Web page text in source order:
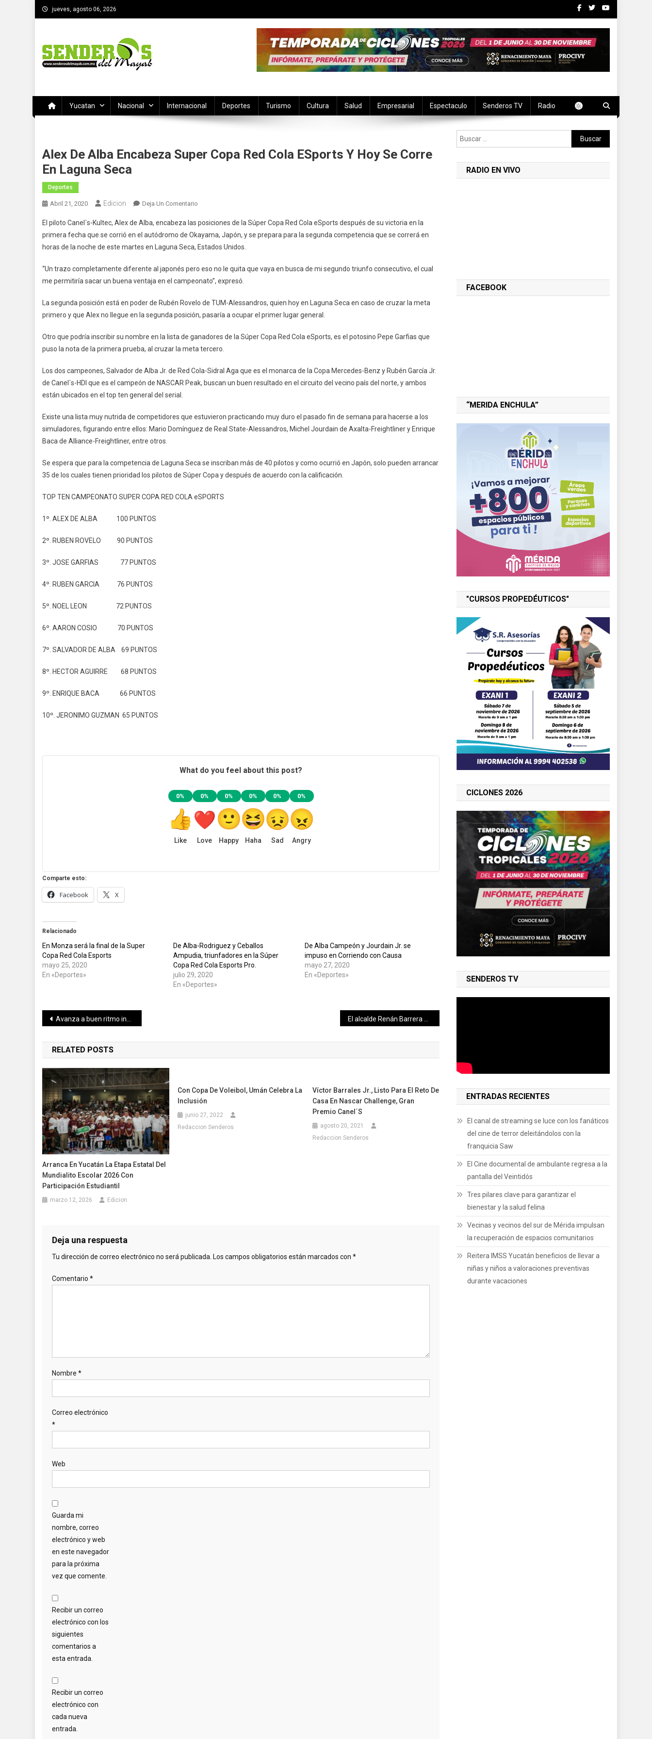
Saltar
al
jueves, agosto 06, 2026
Yucatan Nacional Internacional Deportes Turismo Cultura Salud Empresarial Espectaculo Senderos TV Radio
Alex De Alba Encabeza Super Copa Red Cola ESports Y Hoy Se Corre
En Laguna Seca
Deportes
Abril 21, 2020 Edicion Deja Un Comentario
De
Alba
Encabeza
Copa
Red
ESports
Y
Se
Corre
Laguna
Seca
El piloto Canel´s-Kultec, Alex de Alba, encabeza las posiciones de la Súper Copa Red Cola eSports después de su victoria en la
primera fecha que se corrió en el autódromo de Okayama, Japón, y se prepara para la segunda competencia que se correrá en
horas de la noche de este martes en Laguna Seca, Estados Unidos.
“Un trazo completamente diferente al japonés pero eso no le quita que vaya en busca de mi segundo triunfo consecutivo, el cual
me permitiría sacar un buena ventaja en el campeonato”, expresó.
La segunda posición está en poder de Rubén Rovelo de TUM-Alessandros, quien hoy en Laguna Seca en caso de cruzar la meta
primero y que Alex no llegue en la segunda posición, pasaría a ocupar el primer lugar general.
Otro que podría inscribir su nombre en la lista de ganadores de la Súper Copa Red Cola eSports, es el potosino Pepe Garfias que
puso la nota de la primera prueba, al cruzar la meta tercero.
Los dos campeones, Salvador de Alba Jr. de Red Cola-Sidral Aga que es el monarca de la Copa Mercedes-Benz y Rubén García Jr.
de Canel´s-HDI que es el campeón de NASCAR Peak, buscan un buen resultado en el circuito del vecino país del norte, y ambos
están ubicados en el top ten general del serial.
Existe una lista muy nutrida de competidores que estuvieron practicando muy duro el pasado fin de semana para hacerse a los
simuladores, figurando entre ellos: Mario Domínguez de Real State-Alessandros, Michel Jourdain de Axalta-Freightliner y Enrique
Baca de Alliance-Freightliner, entre otros.
Se espera que para la competencia de Laguna Seca se inscriban más de 40 pilotos y como ocurrió en Japón, solo pueden arrancar
35 de los cuales tienen prioridad los pilotos de Súper Copa y después de acuerdo con la calificación.
TOP TEN CAMPEONATO SUPER COPA RED COLA eSPORTS
1º. ALEX DE ALBA 100 PUNTOS
2º. RUBEN ROVELO 90 PUNTOS
3º. JOSE GARFIAS 77 PUNTOS
4º. RUBEN GARCIA 76 PUNTOS
5º. NOEL LEON 72 PUNTOS
6º. AARON COSIO 70 PUNTOS
7º. SALVADOR DE ALBA 69 PUNTOS
8º. HECTOR AGUIRRE 68 PUNTOS
9º. ENRIQUE BACA 66 PUNTOS
10º. JERONIMO GUZMAN 65 PUNTOS
What do you feel about this post?
0%
Like
0%
Love
0%
Happy
0%
Haha
0%
Sad
0%
Angry
Comparte esto:
Facebook X
Relacionado
En Monza será la final de la Super
Copa Red Cola Esports
mayo 25, 2020
En «Deportes»
De Alba-Rodriguez y Ceballos
Ampudia, triunfadores en la Súper
Copa Red Cola Esports Pro.
julio 29, 2020
En «Deportes»
De Alba Campeón y Jourdain Jr. se
impuso en Corriendo con Causa
mayo 27, 2020
En «Deportes»
Navegación
de
entradas
Avanza a buen ritmo instalación de hospital provisional de Valladolid, anunciado por el Gobernador Mauricio Vila Dosal
RELATED POSTS
Arranca En Yucatán La Etapa Estatal Del
Mundialito Escolar 2026 Con
Participación Estudiantil
marzo 12, 2026 Edicion
Con Copa De Voleibol, Umán Celebra La
Inclusión
junio 27, 2022
Redaccion Senderos
Víctor Barrales Jr., Listo Para El Reto De
Casa En Nascar Challenge, Gran
Premio Canel´s
agosto 20, 2021
Redaccion Senderos
Deja una respuesta
Tu dirección de correo electrónico no será publicada. Los campos obligatorios están marcados con *
Comentario *
Nombre *
Correo electrónico
*
Web
Guarda mi
nombre, correo
electrónico y web
en este navegador
para la próxima
vez que comente.
Recibir un correo
electrónico con los
siguientes
comentarios a
esta entrada.
Recibir un correo
electrónico con
cada nueva
entrada.
Buscar:
RADIO EN VIVO
FACEBOOK
“MERIDA ENCHULA”
"CURSOS PROPEDÉUTICOS"
CICLONES 2026
SENDEROS TV
ENTRADAS RECIENTES
El canal de streaming se luce con los fanáticos
del cine de terror deleitándolos con la
franquicia Saw
El Cine documental de ambulante regresa a la
pantalla del Veintidós
Tres pilares clave para garantizar el
bienestar y la salud felina
Vecinas y vecinos del sur de Mérida impulsan
la recuperación de espacios comunitarios
Reitera IMSS Yucatán beneficios de llevar a
niñas y niños a valoraciones preventivas
durante vacaciones